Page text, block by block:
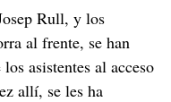
Rull, y los
al frente, se han
asistentes al acceso
allí, se les ha